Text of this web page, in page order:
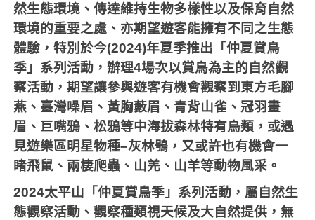
然生態環境、傳達維持生物多樣性以及保育自然
環境的重要之處、亦期望遊客能擁有不同之生態
體驗，特別於今(2024)年夏季推出「仲夏賞鳥
季」系列活動，辦理4場次以賞鳥為主的自然觀
察活動，期望讓參與遊客有機會觀察到東方毛腳
燕、臺灣噪眉、黃胸藪眉、青背山雀、冠羽畫
眉、巨嘴鴉、松鴉等中海拔森林特有鳥類，或遇
見遊樂區明星物種–灰林鴞，又或許也有機會一
睹飛鼠、兩棲爬蟲、山羌、山羊等動物風采。
2024太平山「仲夏賞鳥季」系列活動，屬自然生
態觀察活動、觀察種類視天候及大自然提供，無